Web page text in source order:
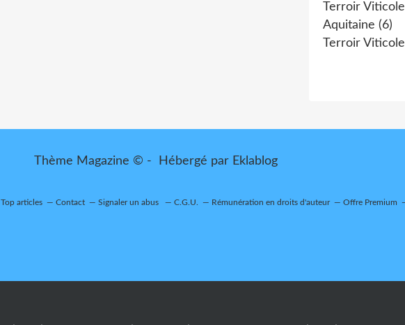
Terroir Viticole
Aquitaine (6)
Terroir Viticole
Thème Magazine © - Hébergé par Eklablog
Top articles Contact Signaler un abus C.G.U. Rémunération en droits d'auteur Offre Premium